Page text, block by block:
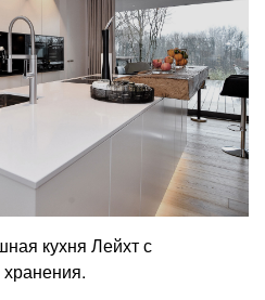
кухня Лейхт с